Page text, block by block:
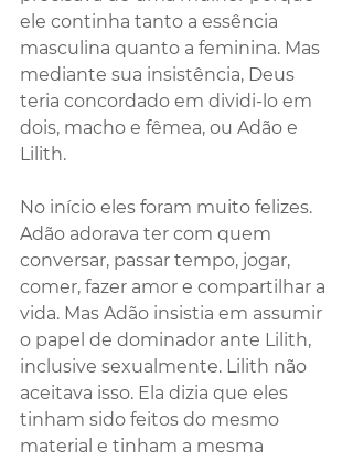
ele continha tanto a essência
masculina quanto a feminina. Mas
mediante sua insistência, Deus
teria concordado em dividi-lo em
dois, macho e fêmea, ou Adão e
Lilith.
No início eles foram muito felizes.
Adão adorava ter com quem
conversar, passar tempo, jogar,
comer, fazer amor e compartilhar a
vida. Mas Adão insistia em assumir
o papel de dominador ante Lilith,
inclusive sexualmente. Lilith não
aceitava isso. Ela dizia que eles
tinham sido feitos do mesmo
material e tinham a mesma